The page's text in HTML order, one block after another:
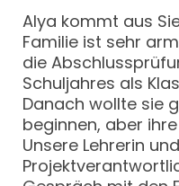
Alya kommt aus
Familie ist sehr
die
Schuljahres als
Danach wollte sie
beginnen, aber
Unsere Lehrerin